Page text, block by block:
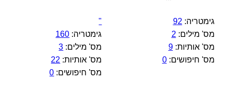
גימטריה: 92
מס' מילים: 2
מס' אותיות:9
מס' חיפושים:0
"
גימטריה: 160
מס' מילים: 3
מס' אותיות: 22
מס' חיפושים: 0